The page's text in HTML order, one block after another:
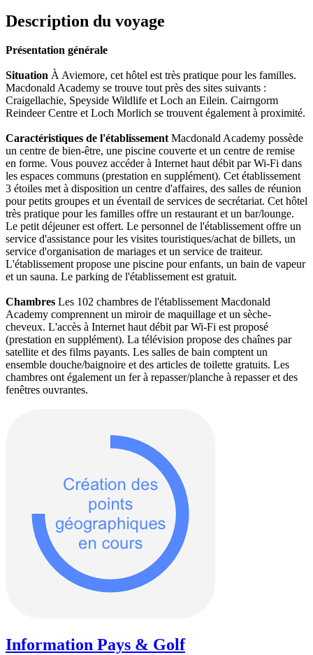
Description du voyage
Présentation générale
Situation À Aviemore, cet hôtel est très pratique pour les familles.
Macdonald Academy se trouve tout près des sites suivants :
Craigellachie, Speyside Wildlife et Loch an Eilein. Cairngorm
Reindeer Centre et Loch Morlich se trouvent également à proximité.
Caractéristiques de l'établissementMacdonald Academy possède
un centre de bien-être, une piscine couverte et un centre de remise
en forme. Vous pouvez accéder à Internet haut débit par Wi-Fi dans
les espaces communs (prestation en supplément). Cet établissement
3 étoiles met à disposition un centre d'affaires, des salles de réunion
pour petits groupes et un éventail de services de secrétariat. Cet hôtel
très pratique pour les familles offre un restaurant et un bar/lounge.
Le petit déjeuner est offert. Le personnel de l'établissement offre un
service d'assistance pour les visites touristiques/achat de billets, un
service d'organisation de mariages et un service de traiteur.
L'établissement propose une piscine pour enfants, un bain de vapeur
et un sauna. Le parking de l'établissement est gratuit.
Chambres Les 102 chambres de l'établissement Macdonald
Academy comprennent un miroir de maquillage et un sèche-
cheveux. L'accès à Internet haut débit par Wi-Fi est proposé
(prestation en supplément). La télévision propose des chaînes par
satellite et des films payants. Les salles de bain comptent un
ensemble douche/baignoire et des articles de toilette gratuits. Les
chambres ont également un fer à repasser/planche à repasser et des
fenêtres ouvrantes.
Information Pays & Golf